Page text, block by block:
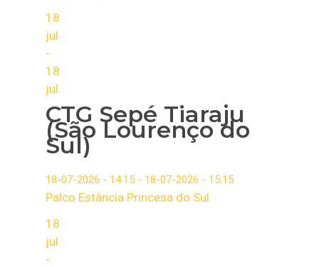
18
jul
-
18
jul
CTG Sepé Tiaraju
(São Lourenço do
Sul)
18-07-2026 - 14:15 - 18-07-2026 - 15:15
Palco Estância Princesa do Sul
18
jul
-